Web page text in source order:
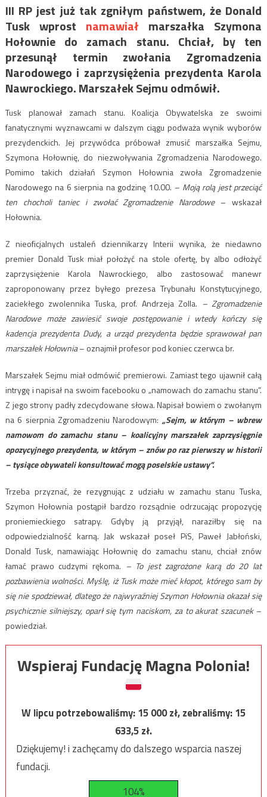
III RP jest już tak zgniłym państwem, że Donald
Tusk wprost namawiał marszałka Szymona
Hołownie do zamach stanu. Chciał, by ten
przesunął termin zwołania Zgromadzenia
Narodowego i zaprzysiężenia prezydenta Karola
Nawrockiego. Marszałek Sejmu odmówił.
Tusk planował zamach stanu. Koalicja Obywatelska ze swoimi
fanatycznymi wyznawcami w dalszym ciągu podważa wynik wyborów
prezydenckich. Jej przywódca próbował zmusić marszałka Sejmu,
Szymona Hołownię, do niezwoływania Zgromadzenia Narodowego.
Pomimo takich działań Szymon Hołownia zwoła Zgromadzenie
Narodowego na 6 sierpnia na godzinę 10.00. – Moją rolą jest przeciąć
ten chocholi taniec i zwołać Zgromadzenie Narodowe– wskazał
Hołownia.
Z nieoficjalnych ustaleń dziennikarzy Interii wynika, że niedawno
premier Donald Tusk miał położyć na stole ofertę, by albo odłożyć
zaprzysiężenie Karola Nawrockiego, albo zastosować manewr
zaproponowany przez byłego prezesa Trybunału Konstytucyjnego,
zaciekłego zwolennika Tuska, prof. Andrzeja Zolla. – Zgromadzenie
Narodowe może zawiesić swoje postępowanie i wtedy kończy się
kadencja prezydenta Dudy, a urząd prezydenta będzie sprawował pan
marszałek Hołownia– oznajmił profesor pod koniec czerwca br.
Marszałek Sejmu miał odmówić premierowi. Zamiast tego ujawnił całą
intrygę i napisał na swoim facebooku o „namowach do zamachu stanu”.
Z jego strony padły zdecydowane słowa. Napisał bowiem o zwołanym
na 6 sierpnia Zgromadzeniu Narodowym: „Sejm, w którym – wbrew
namowom do zamachu stanu – koalicyjny marszałek zaprzysięgnie
opozycyjnego prezydenta, w którym – znów po raz pierwszy w historii
– tysiące obywateli konsultować mogą poselskie ustawy”.
Trzeba przyznać, że rezygnując z udziału w zamachu stanu Tuska,
Szymon Hołownia postąpił bardzo rozsądnie odrzucając propozycję
proniemieckiego satrapy. Gdyby ją przyjął, naraziłby się na
odpowiedzialność karną. Jak wskazał poseł PiS, Paweł Jabłoński,
Donald Tusk, namawiając Hołownię do zamachu stanu, chciał znów
łamać prawo cudzymi rękoma. – To jest zagrożone karą do 20 lat
pozbawienia wolności. Myślę, iż Tusk może mieć kłopot, którego sam by
się nie spodziewał, dlatego że najwyraźniej Szymon Hołownia okazał się
psychicznie silniejszy, oparł się tym naciskom, za to akurat szacunek–
powiedział.
Wspieraj Fundację Magna Polonia!
W lipcu potrzebowaliśmy:15 000zł, zebraliśmy:15
633,5zł.
Dziękujemy! i zachęcamy do dalszego wsparcia naszej
fundacji.
104%